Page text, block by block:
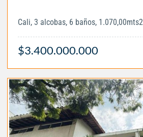
Cali, 3 alcobas, 6 baños, 1.070,00mts2
$3.400.000.000